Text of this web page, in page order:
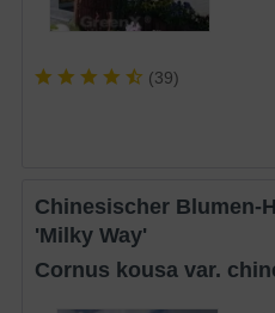
(39)
Chinesischer Blumen-Hartriegel
'Milky Way'
Cornus kousa var.